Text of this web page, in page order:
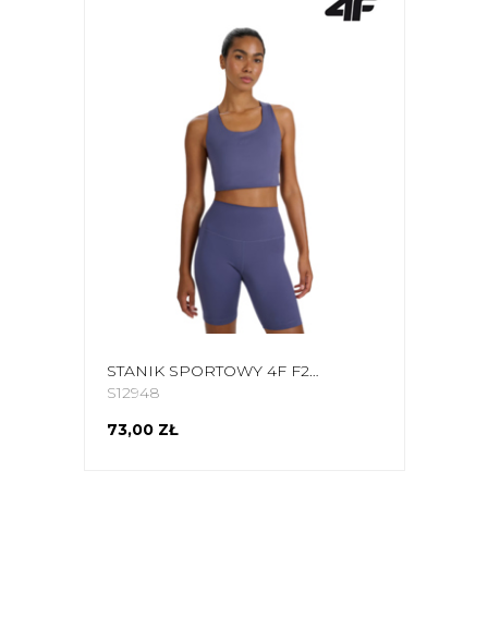
STANIK SPORTOWY 4F F225 CIEMNY GRANAT 4FWAW25USBAF225 30S
S12948
73,00 ZŁ